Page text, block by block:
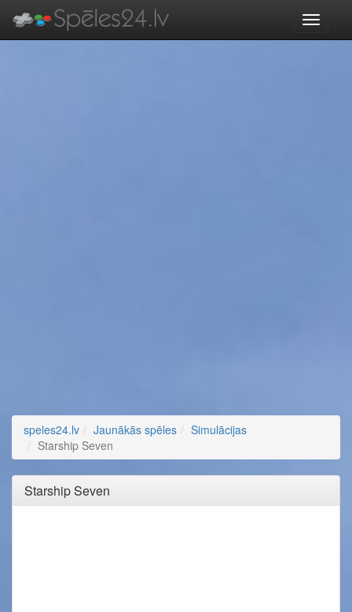
speles24.lv Jaunākās spēles
Simulācijas
Starship Seven
Starship Seven